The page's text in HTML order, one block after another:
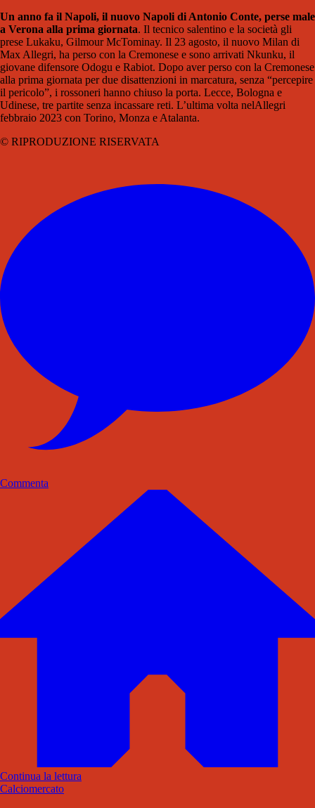
Un anno fa il Napoli, il nuovo Napoli di Antonio Conte, perse male
a Verona alla prima giornata. Il tecnico salentino e la società gli
prese Lukaku, Gilmour McTominay. Il 23 agosto, il nuovo Milan di
Max Allegri, ha perso con la Cremonese e sono arrivati Nkunku, il
giovane difensore Odogu e Rabiot. Dopo aver perso con la Cremonese
alla prima giornata per due disattenzioni in marcatura, senza “percepire
il pericolo”, i rossoneri hanno chiuso la porta. Lecce, Bologna e
Udinese, tre partite senza incassare reti. L’ultima volta nelAllegri
febbraio 2023 con Torino, Monza e Atalanta.
© RIPRODUZIONE RISERVATA
Commenta
Continua la lettura
Calciomercato